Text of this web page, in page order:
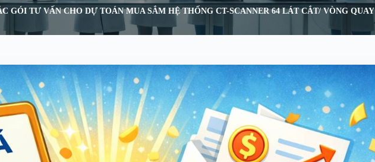
GÓI TƯ VẤN CHO DỰ TOÁN MUA SẮM HỆ THỐNG CT-SCANNER 64 LÁT CẮT/ VÒNG QUAY